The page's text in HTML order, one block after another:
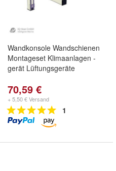
Wandkonsole Wandschienen
Montageset Klimaanlagen -
gerät Lüftungsgeräte
70,59 €
+ 5,50 € Versand
1